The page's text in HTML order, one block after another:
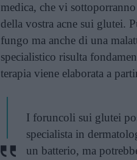
medica, che vi
della vostra acne sui glutei.
fungo ma anche di una
specialistico risulta
terapia viene elaborata a
I foruncoli sui glutei
specialista in
un batterio, ma